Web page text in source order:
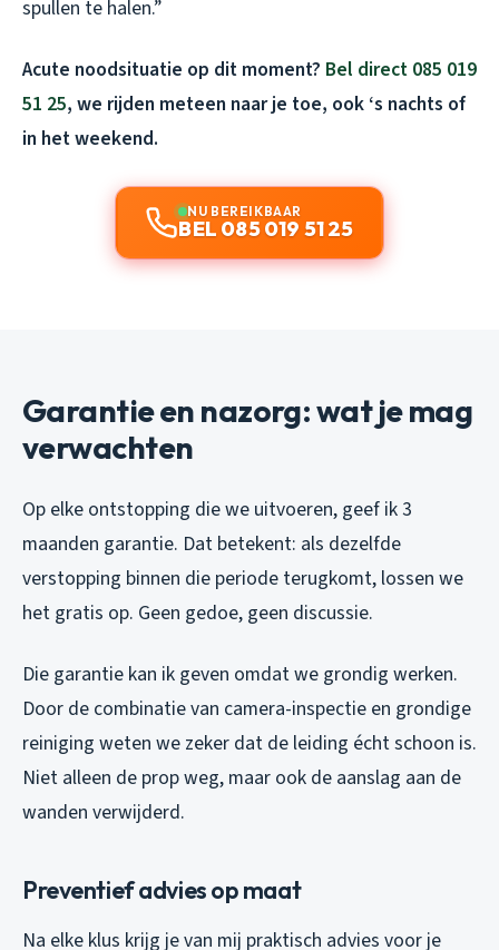
spullen te halen.”
Acute noodsituatie op dit moment? Bel direct 085 019
51 25, we rijden meteen naar je toe, ook ‘s nachts of
in het weekend.
NU BEREIKBAAR
BEL 085 019 51 25
Garantie en nazorg: wat je mag
verwachten
Op elke ontstopping die we uitvoeren, geef ik 3
maanden garantie. Dat betekent: als dezelfde
verstopping binnen die periode terugkomt, lossen we
het gratis op. Geen gedoe, geen discussie.
Die garantie kan ik geven omdat we grondig werken.
Door de combinatie van camera-inspectie en grondige
reiniging weten we zeker dat de leiding écht schoon is.
Niet alleen de prop weg, maar ook de aanslag aan de
wanden verwijderd.
Preventief advies op maat
Na elke klus krijg je van mij praktisch advies voor je